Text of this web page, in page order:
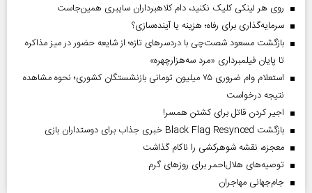
روی هر لینکی کلیک نکنید، دام کلاهبرداران سایبری همین‌جاست
سرمایه‌گذاری برای رفاه؛ هزینه یا آینده‌سازی؟
بازگشت مسعود شصت‌چی با دردسر‌های تازه؛ از شایعه حضور در میز مذاکره
تا پایان فیلمبرداری «مرد سه‌هزارچهره»
استعلام وام ضروری ۷۵ میلیون تومانی بازنشستگان کشوری؛ نحوه مشاهده
نتیجه درخواست
اجیر کردن قاتل برای کشتن همسر!
بازگشت Black Flag Resynced خبری جذاب برای دوستداران بازی
معجزه، نقشه شوهرکشی را ناکام گذاشت
توصیه‌های هلال‌احمر برای روز‌های گرم
جام‌جهانی مهاجران